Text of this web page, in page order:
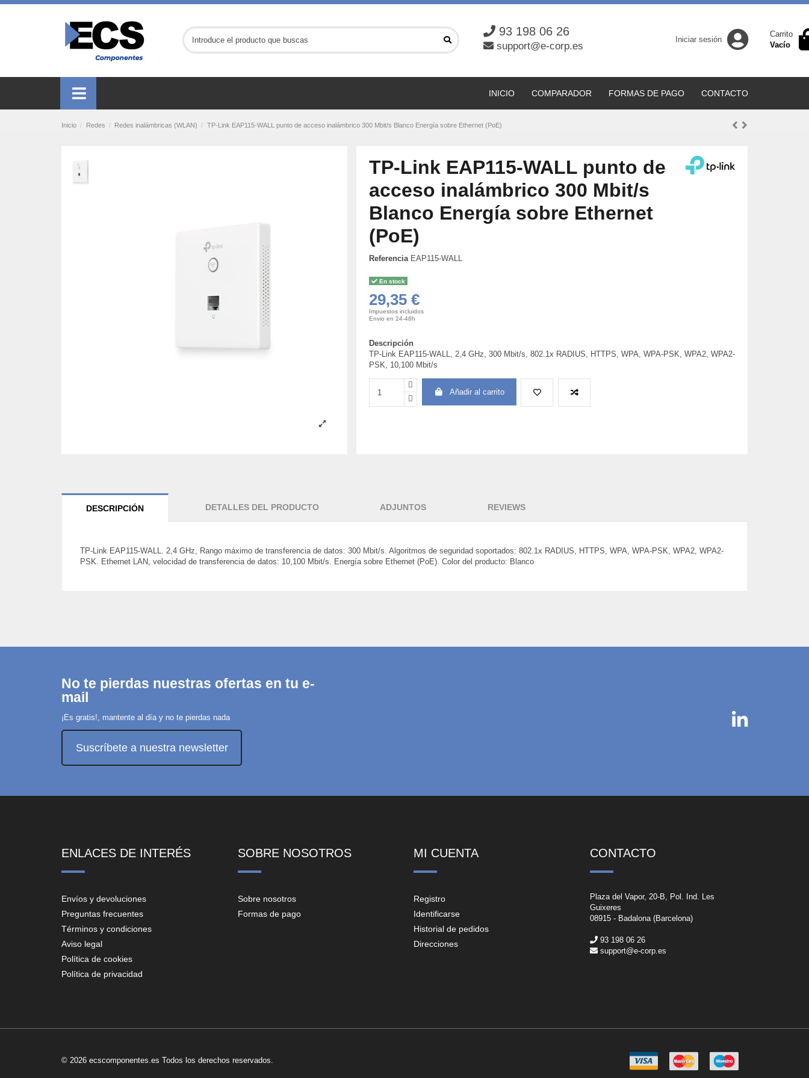
93 198 06 26
support@e-corp.es
Iniciar sesión
Carrito
Vacío
CONTACTO
FORMAS DE PAGO
COMPARADOR
INICIO
Inicio Redes Redes inalámbricas (WLAN) TP-Link EAP115-WALL punto de acceso inalámbrico 300 Mbit/s Blanco Energía sobre Ethernet (PoE)
TP-Link EAP115-WALL punto de
acceso inalámbrico 300 Mbit/s
Blanco Energía sobre Ethernet
(PoE)
Referencia EAP115-WALL
En stock
29,35 €
Impuestos incluidos
Envio en 24-48h
Descripción
TP-Link EAP115-WALL, 2,4 GHz, 300 Mbit/s, 802.1x RADIUS, HTTPS, WPA, WPA-PSK, WPA2, WPA2-
PSK, 10,100 Mbit/s
Añadir al carrito
DESCRIPCIÓN DETALLES DEL PRODUCTO ADJUNTOS REVIEWS
TP-Link EAP115-WALL. 2,4 GHz, Rango máximo de transferencia de datos: 300 Mbit/s. Algoritmos de seguridad soportados: 802.1x RADIUS, HTTPS, WPA, WPA-PSK, WPA2, WPA2-
PSK. Ethernet LAN, velocidad de transferencia de datos: 10,100 Mbit/s. Energía sobre Ethernet (PoE). Color del producto: Blanco
No te pierdas nuestras ofertas en tu e-
mail
¡Es gratis!, mantente al día y no te pierdas nada
Suscríbete a nuestra newsletter
ENLACES DE INTERÉS
Envíos y devoluciones
Preguntas frecuentes
Términos y condiciones
Aviso legal
Política de cookies
Política de privacidad
SOBRE NOSOTROS
Sobre nosotros
Formas de pago
MI CUENTA
Registro
Identificarse
Historial de pedidos
Direcciones
CONTACTO
Plaza del Vapor, 20-B, Pol. Ind. Les
Guixeres
08915 - Badalona (Barcelona)
93 198 06 26
support@e-corp.es
© 2026 ecscomponentes.es Todos los derechos reservados.